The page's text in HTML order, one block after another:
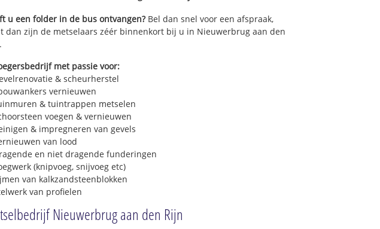
u een folder in de bus ontvangen?Bel dan snel voor een afspraak,
dan zijn de metselaars zéér binnenkort bij u in Nieuwerbrug aan den
met passie voor:
& scheurherstel
vernieuwen
& tuintrappen metselen
voegen & vernieuwen
& impregneren van gevels
van lood
en niet dragende funderingen
(knipvoeg, snijvoeg etc)
van kalkzandsteenblokken
van profielen
Nieuwerbrug aan den Rijn